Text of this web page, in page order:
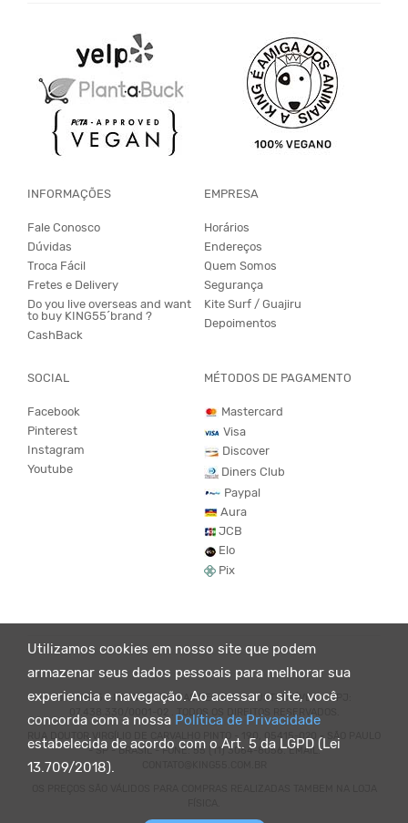
Utilizamos cookies em nosso site que podem
armazenar seus dados pessoais para melhorar sua
experiencia e navegação. Ao acessar o site, você
concorda com a nossa Política de Privacidade
estabelecida de acordo com o Art. 5 da LGPD (Lei
13.709/2018).
INFORMAÇÕES
Fale Conosco
Dúvidas
Troca Fácil
Fretes e Delivery
Do you live overseas and want
to buy KING55´brand ?
CashBack
EMPRESA
Horários
Endereços
Quem Somos
Segurança
Kite Surf / Guajiru
Depoimentos
SOCIAL
Facebook
Pinterest
Instagram
Youtube
MÉTODOS DE PAGAMENTO
Mastercard
Visa
Discover
Diners Club
Paypal
Aura
JCB
Elo
Pix
© KING55 - LOJA DE ROUPAS VEGANO E SUSTENTÁVEL. CNPJ:
07.438.330/0001-02 . TODOS OS DIREITOS RESERVADOS.
RUA DOUTOR VIRGÍLIO DE CARVALHO PINTO - 190, 05415-020 - SÃO PAULO
- SP - BRASIL - FONE: 55 (11) 3064-8056. EMAIL: